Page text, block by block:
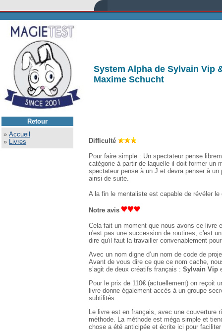
Retour
» Accueil
» Livres
System Alpha de Sylvain Vip
Maxime Schucht
Difficulté
Pour faire simple : Un spectateur pense
catégorie à partir de laquelle il doit former un
spectateur pense à un J et devra penser à
ainsi de suite.
A la fin le mentaliste est capable de révéler
Notre avis
Cela fait un moment que nous avons ce livre
n'est pas une succession de routines, c'est
dire qu'il faut la travailler convenablement
Avec un nom digne d’un nom de code de
Avant de vous dire ce que ce nom cache,
s’agit de deux créatifs français : Sylvain Vip
Pour le prix de 110€ (actuellement) on reçoit
livre donne également accès à un groupe
subtilités.
Le livre est en français, avec une couverture
méthode. La méthode est méga simple et
chose a été anticipée et écrite ici pour